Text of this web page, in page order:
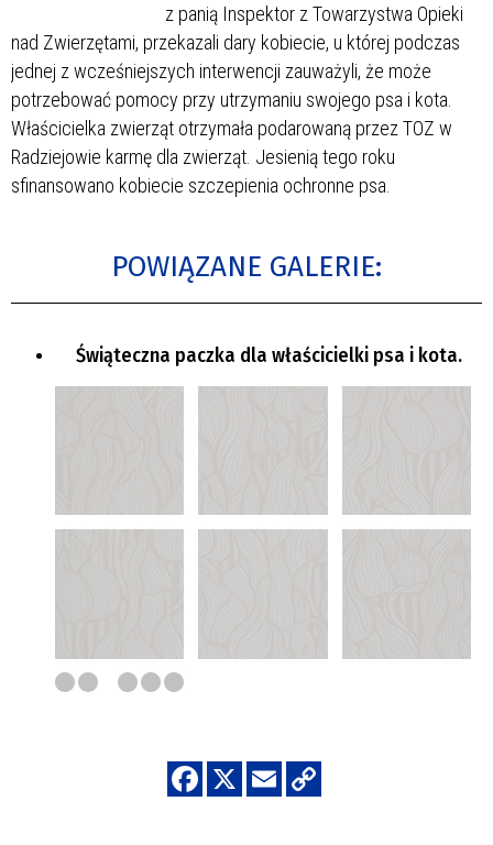
z panią Inspektor z Towarzystwa Opieki
nad Zwierzętami, przekazali dary kobiecie, u której podczas
jednej z wcześniejszych interwencji zauważyli, że może
potrzebować pomocy przy utrzymaniu swojego psa i kota.
Właścicielka zwierząt otrzymała podarowaną przez TOZ w
Radziejowie karmę dla zwierząt. Jesienią tego roku
sfinansowano kobiecie szczepienia ochronne psa.
POWIĄZANE GALERIE:
Świąteczna paczka dla właścicielki psa i kota.